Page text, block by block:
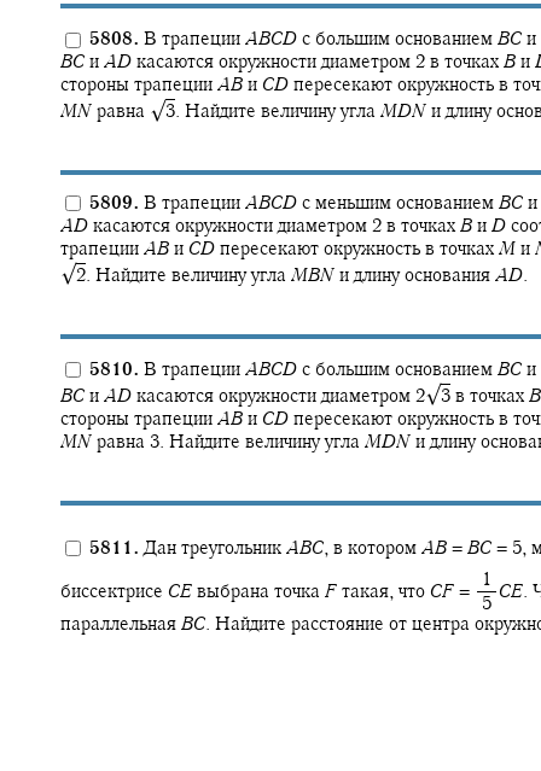
5808. В трапеции ABCD с большим основанием BC и
BC и AD касаются окружности диаметром 2 в точках B и
стороны трапеции AB и CD пересекают окружность в
MN равна √3. Найдите величину угла MDN и длину
5809. В трапеции ABCD с меньшим основанием BC
AD касаются окружности диаметром 2 в точках B и D
трапеции AB и CD пересекают окружность в точках M и
√2. Найдите величину угла MBN и длину основания AD.
5810. В трапеции ABCD с большим основанием BC и
BC и AD касаются окружности диаметром 2‍√3 в точках B
стороны трапеции AB и CD пересекают окружность в
MN равна 3. Найдите величину угла MDN и длину
5811. Дан треугольник ABC, в котором AB = BC = 5,
биссектрисе CE выбрана точка F такая, что CF = ‍
‍ 1
‍ 5
CE.
параллельная BC. Найдите расстояние от центра